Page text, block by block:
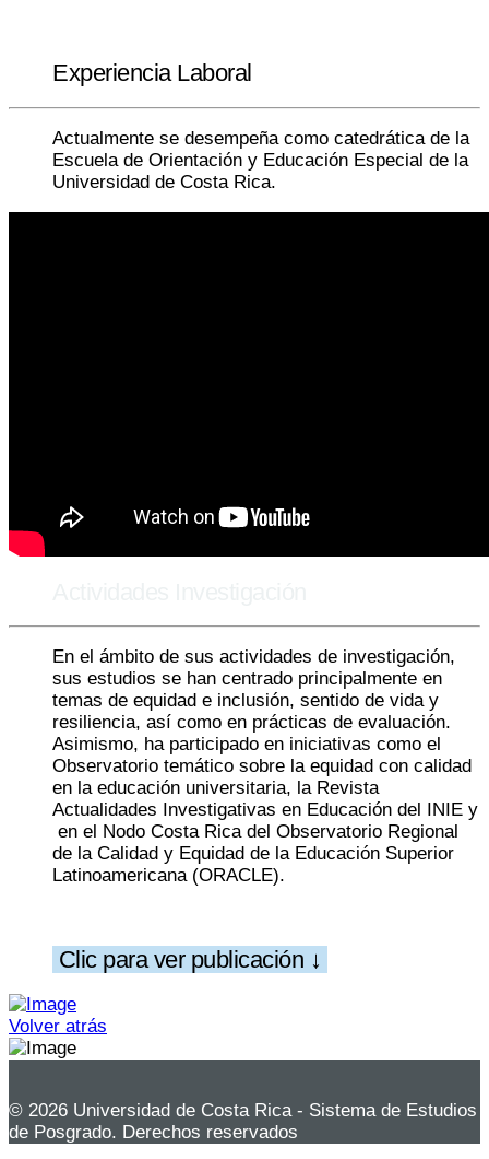
Experiencia Laboral
Actualmente se desempeña como catedrática de la
Escuela de Orientación y Educación Especial de la
Universidad de Costa Rica.
En el ámbito de sus actividades de investigación,
sus estudios se han centrado principalmente en
temas de equidad e inclusión, sentido de vida y
resiliencia, así como en prácticas de evaluación.
Asimismo, ha participado en iniciativas como el
Observatorio temático sobre la equidad con calidad
en la educación universitaria, la Revista
Actualidades Investigativas en Educación del INIE y
en el Nodo Costa Rica del Observatorio Regional
de la Calidad y Equidad de la Educación Superior
Latinoamericana (ORACLE).
Clic para ver publicación ↓
Volver atrás
© 2026 Universidad de Costa Rica - Sistema de Estudios
de Posgrado. Derechos reservados